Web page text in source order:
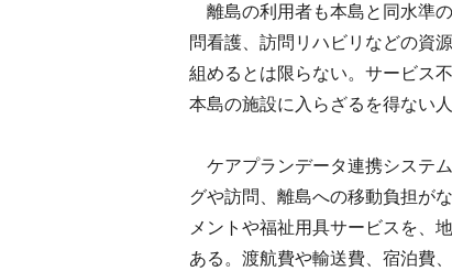
離島の利用者も本島と同水準
問看護、訪問リハビリなどの資
組めるとは限らない。サービス
本島の施設に入らざるを得ない人
ケアプランデータ連携システ
グや訪問、離島への移動負担が
メントや福祉用具サービスを、
ある。渡航費や輸送費、宿泊費